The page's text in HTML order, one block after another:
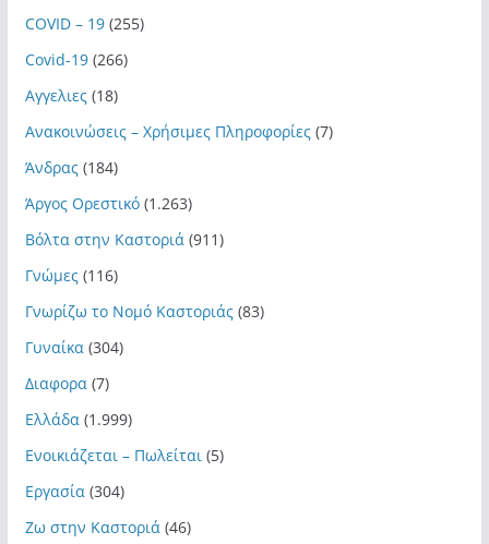
COVID – 19(255)
Covid-19(266)
Αγγελιες(18)
Ανακοινώσεις – Χρήσιμες Πληροφορίες(7)
Άνδρας(184)
Άργος Ορεστικό(1.263)
Βόλτα στην Καστοριά(911)
Γνώμες(116)
Γνωρίζω το Νομό Καστοριάς(83)
Γυναίκα(304)
Διαφορα(7)
Ελλάδα(1.999)
Ενοικιάζεται – Πωλείται(5)
Εργασία(304)
Ζω στην Καστοριά(46)